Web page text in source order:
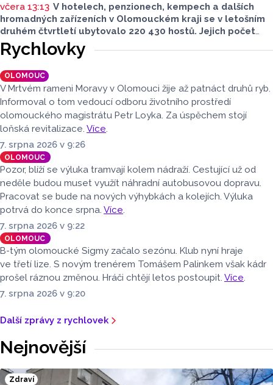
včera 13:13 V hotelech, penzionech, kempech a dalších
hromadných zařízeních v Olomouckém kraji se v letošním
druhém čtvrtletí ubytovalo 220 430 hostů. Jejich počet
meziročně klesl o 1,2 procenta. Podle statistik však
přibylo ubytovaných cizinců, kterých bylo 45 548,
meziročně o 9,1 procenta více. Naopak domácích hostů
v regionu ubylo, kraj v tomto období navštívilo 174 882
turistů, což bylo meziročně o 3,6 procenta méně. Celkový
počet přenocování v kraji klesl o 4,7 procenta. Údaje
dnes zveřejnil Český statistický úřad (ČSÚ).
Rychlovky
OLOMOUC
V Mrtvém rameni Moravy v Olomouci žije až patnáct druhů ryb.
Informoval o tom vedoucí odboru životního prostředí
olomouckého magistrátu Petr Loyka. Za úspěchem stojí
loňská revitalizace. Více.
7. srpna 2026 v 9:26
OLOMOUC
Pozor, blíží se výluka tramvají kolem nádraží. Cestující už od
neděle budou muset využít náhradní autobusovou dopravu.
Pracovat se bude na nových výhybkách a kolejích. Výluka
potrvá do konce srpna. Více.
7. srpna 2026 v 9:22
OLOMOUC
B-tým olomoucké Sigmy začalo sezónu. Klub nyní hraje
ve třetí lize. S novým trenérem Tomášem Palinkem však kádr
prošel ráznou změnou. Hráči chtějí letos postoupit. Více.
7. srpna 2026 v 9:20
Další zprávy z rychlovek
Nejnovější
Zdraví